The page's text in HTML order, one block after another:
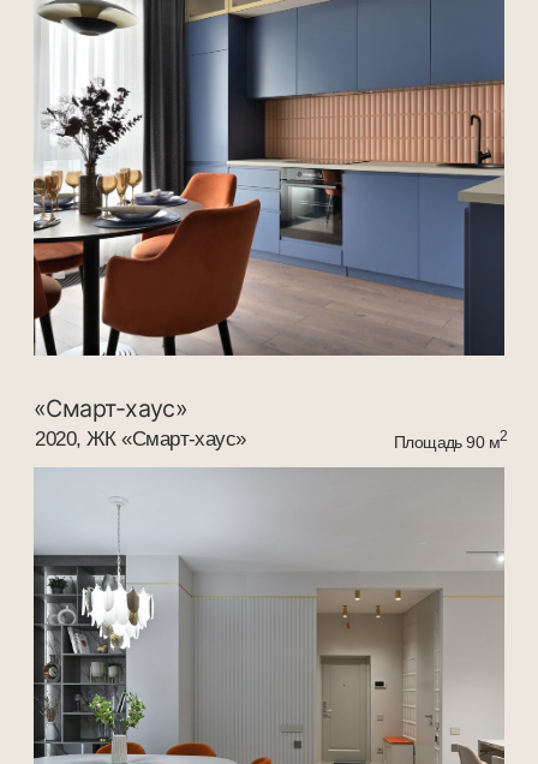
«Мятные акценты»
«Симфония небесных акцентов»